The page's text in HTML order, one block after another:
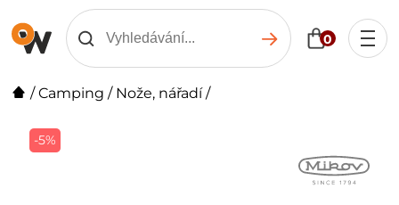
0
/Camping / Nože, nářadí/
-5%